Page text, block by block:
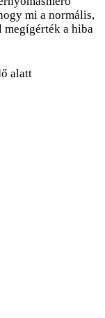
mi a normális,
megígérték a hiba
alatt